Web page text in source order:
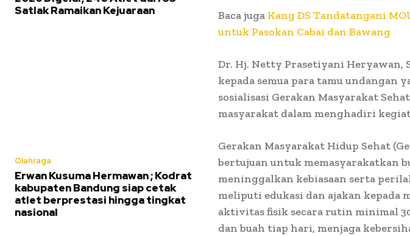
Satlak Ramaikan Kejuaraan
Olahraga
Erwan Kusuma Hermawan ; Kodrat
kabupaten Bandung siap cetak
atlet berprestasi hingga tingkat
nasional
Baca juga Kang DS Tandatangani
untuk Pasokan Cabai dan Bawang
Dr. Hj. Netty Prasetiyani Heryawan,
kepada semua para tamu undangan
sosialisasi Gerakan Masyarakat
masyarakat dalam menghadiri
Gerakan Masyarakat Hidup Sehat
bertujuan untuk memasyarakatkan
meninggalkan kebiasaan serta
meliputi edukasi dan ajakan kepada
aktivitas fisik secara rutin minimal
dan buah tiap hari, menjaga